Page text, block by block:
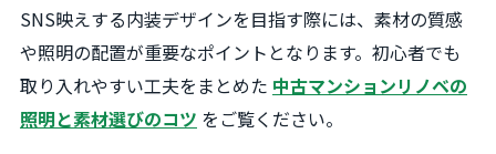
SNS映えする内装デザインを目指す際には、素材の質感
や照明の配置が重要なポイントとなります。初心者でも
取り入れやすい工夫をまとめた 中古マンションリノベの
照明と素材選びのコツ をご覧ください。